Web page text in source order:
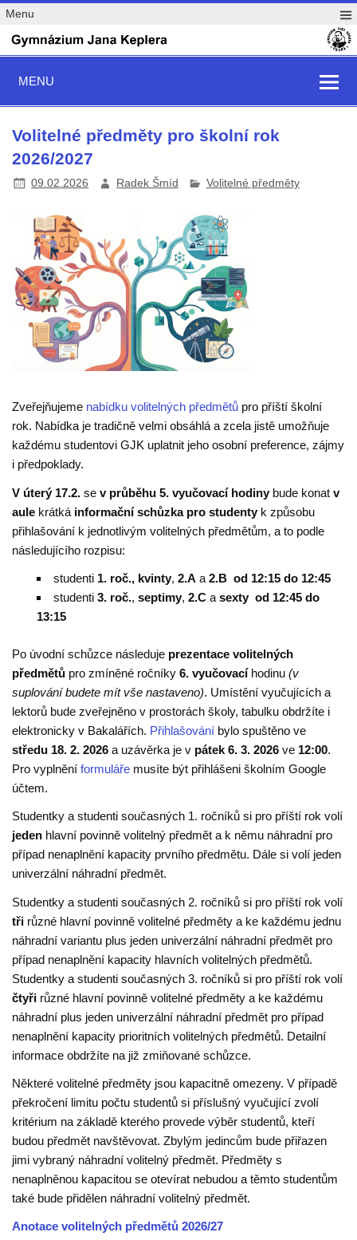
Menu
MENU
Volitelné předměty pro školní rok
2026/2027
09.02.2026 Radek Šmíd Volitelné předměty
Zveřejňujeme nabídku volitelných předmětů pro příští školní
rok. Nabídka je tradičně velmi obsáhlá a zcela jistě umožňuje
každému studentovi GJK uplatnit jeho osobní preference, zájmy
i předpoklady.
V úterý 17.2. sev průběhu 5. vyučovací hodiny bude konatv
aule krátká informační schůzka pro studenty k způsobu
přihlašování k jednotlivým volitelných předmětům, a to podle
následujícího rozpisu:
studenti 1. roč., kvinty, 2.A a 2.B od 12:15 do 12:45
studenti 3. roč., septimy, 2.C a sexty od 12:45 do
13:15
Po úvodní schůzce následuje prezentace volitelných
předmětů pro zmíněné ročníky6. vyučovacíhodinu(v
suplování budete mít vše nastaveno). Umístění vyučujících a
lektorů bude zveřejněno v prostorách školy, tabulku obdržíte i
elektronicky v Bakalářích. Přihlašování bylo spuštěno ve
středu 18. 2. 2026 a uzávěrka je v pátek 6. 3. 2026ve 12:00.
Pro vyplněníformuláře musíte být přihlášeni školním Google
účtem.
Studentky a studenti současných 1. ročníků si pro příští rok volí
jeden hlavní povinně volitelný předmět a k němu náhradní pro
případ nenaplnění kapacity prvního předmětu. Dále si volí jeden
univerzální náhradní předmět.
Studentky a studenti současných 2. ročníků si pro příští rok volí
tři různé hlavní povinně volitelné předměty a ke každému jednu
náhradní variantu plus jeden univerzální náhradní předmět pro
případ nenaplnění kapacity hlavních volitelných předmětů.
Studentky a studenti současných 3. ročníků si pro příští rok volí
čtyři různé hlavní povinně volitelné předměty a ke každému
náhradní plus jeden univerzální náhradní předmět pro případ
nenaplnění kapacity prioritních volitelných předmětů. Detailní
informace obdržíte na již zmiňované schůzce.
Některé volitelné předměty jsou kapacitně omezeny. V případě
překročení limitu počtu studentů si příslušný vyučující zvolí
kritérium na základě kterého provede výběr studentů, kteří
budou předmět navštěvovat. Zbylým jedincům bude přiřazen
jimi vybraný náhradní volitelný předmět. Předměty s
nenaplněnou kapacitou se otevírat nebudou a těmto studentům
také bude přidělen náhradní volitelný předmět.
Anotace volitelných předmětů 2026/27